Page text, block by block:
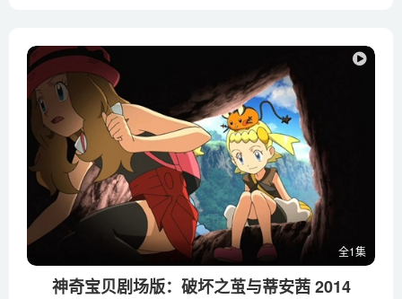
全1集
神奇宝贝剧场版：破坏之茧与蒂安茜 2014